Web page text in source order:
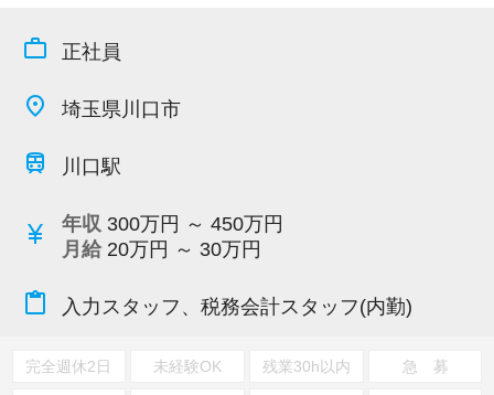
work_outline 正社員
place 埼玉県川口市
train 川口駅
currency_yen 年収 300万円 ～ 450万円
月給 20万円 ～ 30万円
content_paste 入力スタッフ、税務会計スタッフ(内勤)
完全週休2日 未経験OK 残業30h以内 急 募